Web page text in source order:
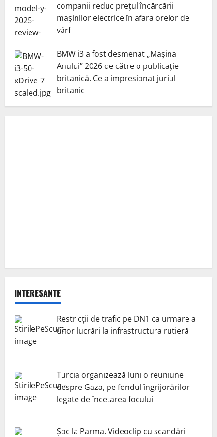
companii reduc prețul încărcării
mașinilor electrice în afara orelor de
vârf
BMW i3 a fost desmenat „Mașina
Anului” 2026 de către o publicație
britanică. Ce a impresionat juriul
britanic
INTERESANTE
Restricții de trafic pe DN1 ca urmare a
unor lucrări la infrastructura rutieră
Turcia organizează luni o reuniune
despre Gaza, pe fondul îngrijorărilor
legate de încetarea focului
Șoc la Parma. Videoclip cu scandări